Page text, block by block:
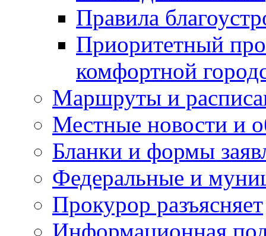
Правила
Приоритетный
комфортной
Маршруты и
Местные новости и
Бланки и формы
Федеральные и
Прокурор разъясняет